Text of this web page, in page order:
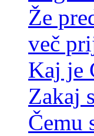
Že
več
Kaj je
Zakaj
Čemu